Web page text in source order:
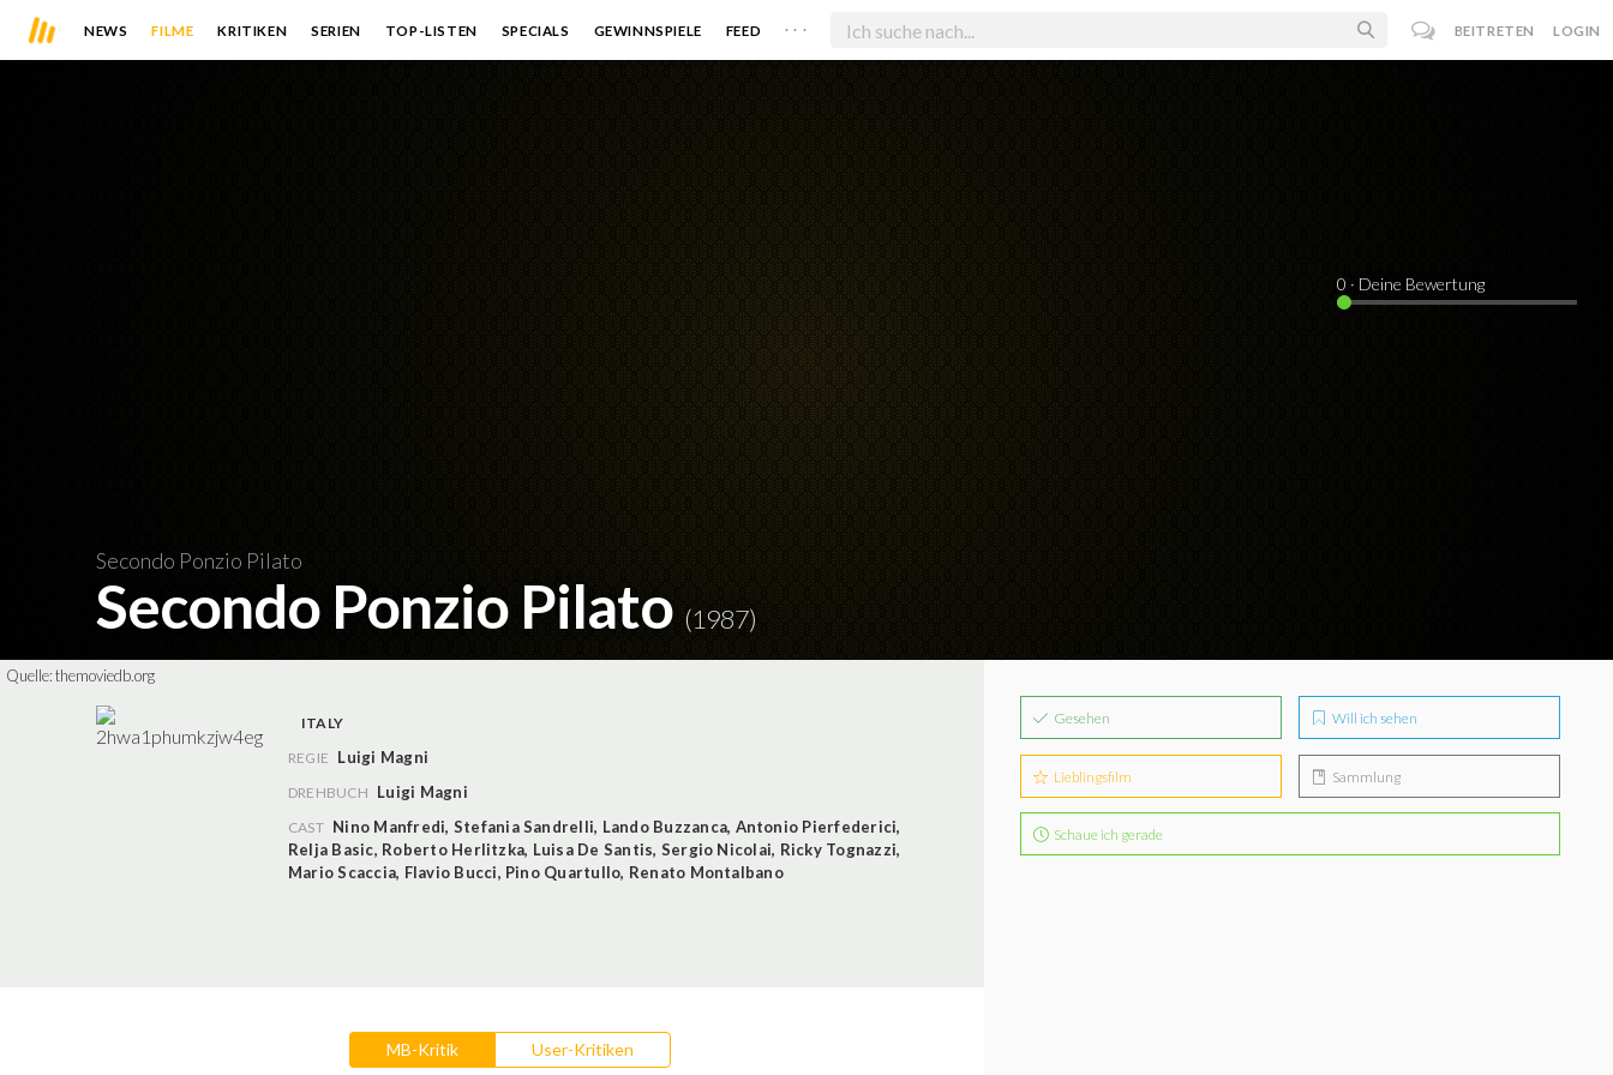
NEWS FILME KRITIKEN SERIEN TOP-LISTEN SPECIALS GEWINNSPIELE FEED . . . BEITRETEN LOGIN
Secondo Ponzio Pilato
Secondo Ponzio Pilato (1987)
0 · Deine Bewertung
Quelle:themoviedb.org
ITALY
REGIE Luigi Magni
DREHBUCH Luigi Magni
CAST Nino Manfredi, Stefania Sandrelli, Lando Buzzanca, Antonio Pierfederici,
Relja Basic, Roberto Herlitzka, Luisa De Santis, Sergio Nicolai, Ricky Tognazzi,
Mario Scaccia, Flavio Bucci, Pino Quartullo, Renato Montalbano
MB-Kritik User-Kritiken
Gesehen Will ich sehen
Lieblingsfilm Sammlung
Schaue ich gerade